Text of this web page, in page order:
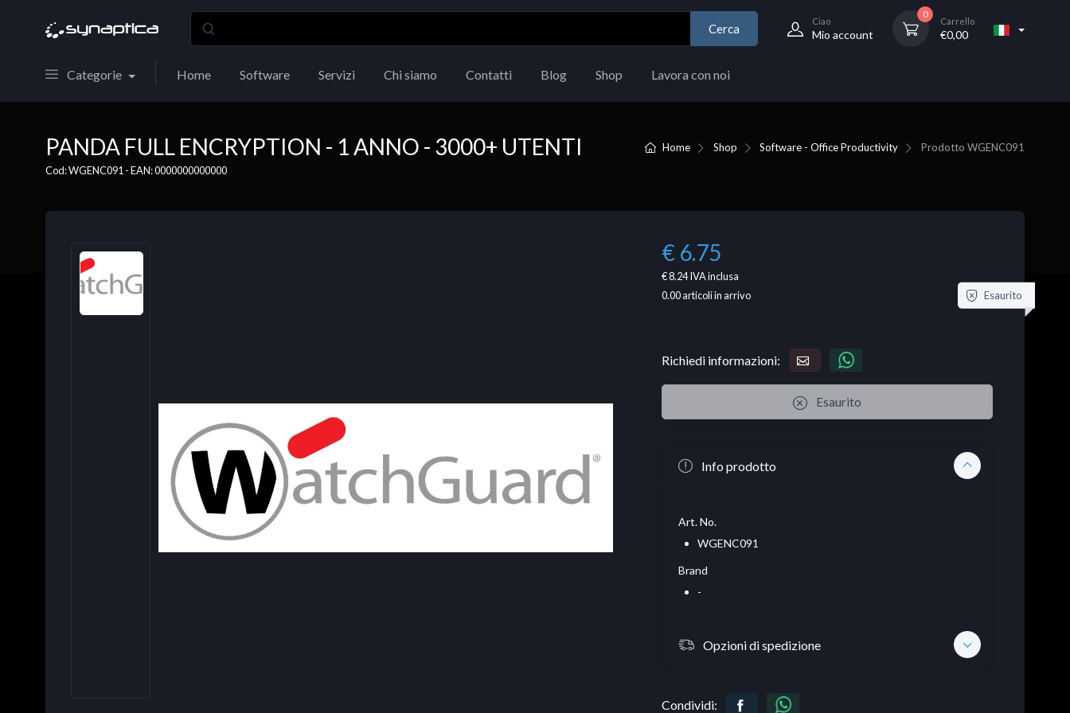
Cerca
Ciao
Mio account
0
Carrello
€0,00
Categorie Home Software Servizi Chi siamo Contatti Blog Shop Lavora con noi
Home Shop Software - Office Productivity Prodotto WGENC091
PANDA FULL ENCRYPTION - 1 ANNO - 3000+ UTENTI
Cod: WGENC091 - EAN: 0000000000000
€ 6.75
€ 8.24IVA inclusa
0.00articoli in arrivo Esaurito
Richiedi informazioni:
Esaurito
Info prodotto
Art. No.
WGENC091
Brand
-
Opzioni di spedizione
Condividi: